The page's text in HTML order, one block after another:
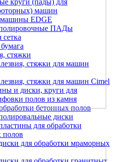
круги (пады) для
машин
EDGE
ПАДы
сетка
стяжки
стяжки для машин
стяжки для машин Cimel
и диски, круги для
полов из камня
бетонных полов
диски
для обработки
полов
для обработки мраморных